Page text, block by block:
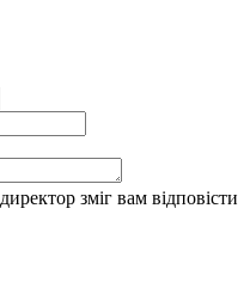
зміг вам відповісти